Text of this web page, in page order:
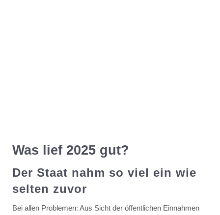
Was lief 2025 gut?
Der Staat nahm so viel ein wie
selten zuvor
Bei allen Problemen: Aus Sicht der öffentlichen Einnahmen